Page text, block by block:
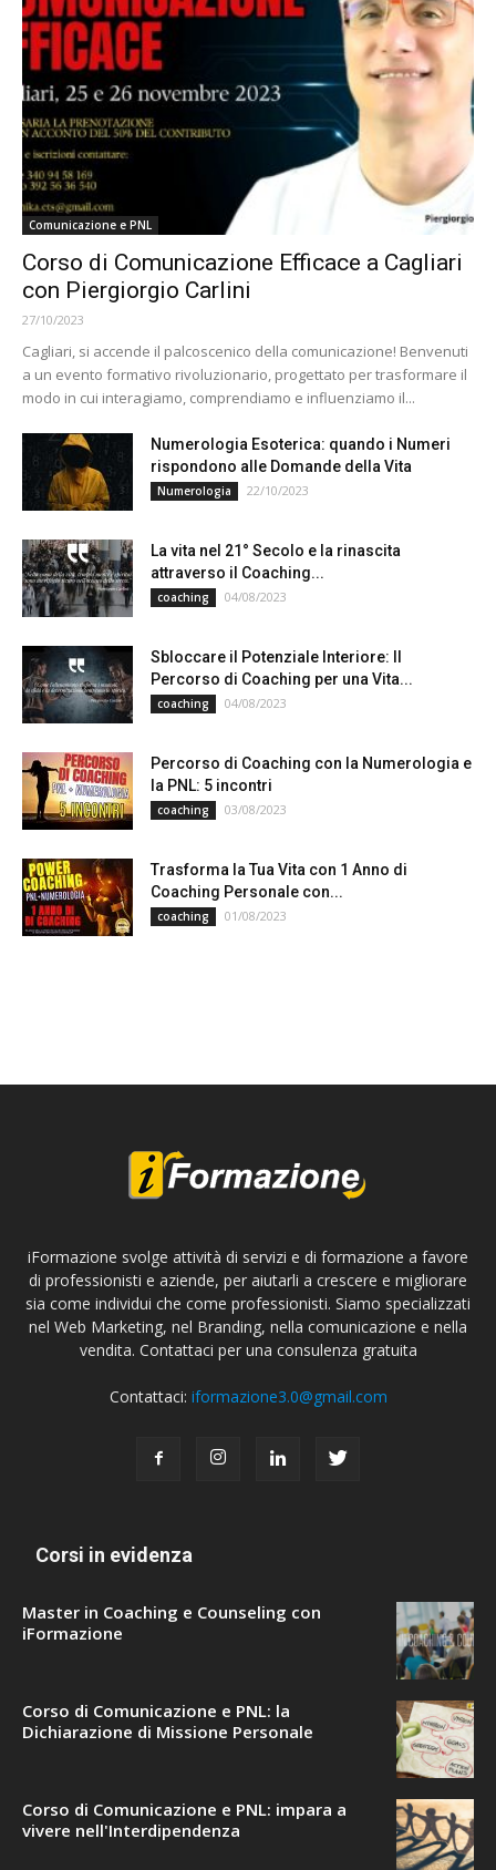
Comunicazione e PNL
Corso di Comunicazione Efficace a Cagliari
con Piergiorgio Carlini
27/10/2023
Cagliari, si accende il palcoscenico della comunicazione! Benvenuti
a un evento formativo rivoluzionario, progettato per trasformare il
modo in cui interagiamo, comprendiamo e influenziamo il...
Numerologia Esoterica: quando i Numeri
rispondono alle Domande della Vita
Numerologia 22/10/2023
La vita nel 21° Secolo e la rinascita
attraverso il Coaching...
coaching 04/08/2023
Sbloccare il Potenziale Interiore: Il
Percorso di Coaching per una Vita...
coaching 04/08/2023
Percorso di Coaching con la Numerologia e
la PNL: 5 incontri
coaching 03/08/2023
Trasforma la Tua Vita con 1 Anno di
Coaching Personale con...
coaching 01/08/2023
iFormazione svolge attività di servizi e di formazione a favore
di professionisti e aziende, per aiutarli a crescere e migliorare
sia come individui che come professionisti. Siamo specializzati
nel Web Marketing, nel Branding, nella comunicazione e nella
vendita. Contattaci per una consulenza gratuita
Contattaci: iformazione3.0@gmail.com
Corsi in evidenza
Master in Coaching e Counseling con
iFormazione
Corso di Comunicazione e PNL: la
Dichiarazione di Missione Personale
Corso di Comunicazione e PNL: impara a
vivere nell'Interdipendenza